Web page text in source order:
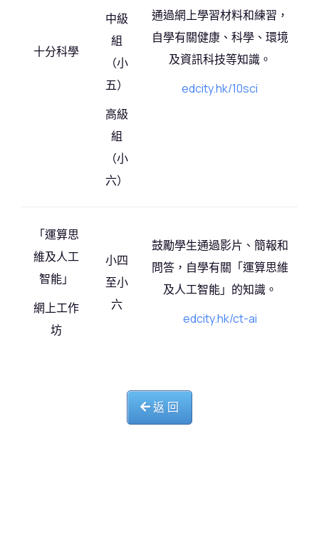
十分科學
中級
組
（小
五）
高級
組
（小
六）
通過網上學習材料和練習，
自學有關健康、科學、環境
及資訊科技等知識。
edcity.hk/10sci
「運算思
維及人工
智能」
網上工作
坊
小四
至小
六
鼓勵學生通過影片、簡報和
問答，自學有關「運算思維
及人工智能」的知識。
edcity.hk/ct-ai
返 回